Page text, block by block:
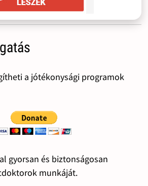
a jótékonysági programok
gyorsan és biztonságosan
munkáját.